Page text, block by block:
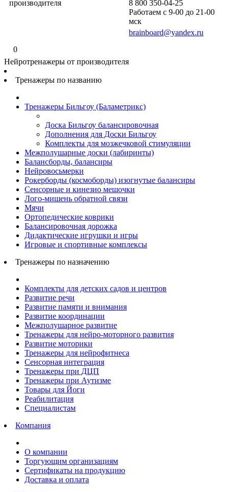
производителя
8 800 350-04-25
Работаем с 9-00 до 21-00
мск
brainboard@yandex.ru
0
Нейротренажеры от производителя
Тренажеры по названию
Тренажеры Бильгоу (Баламетрикс)
Доска Бильгоу балансировочная
Дополнения для Доски Бильгоу
Комплекты для мозжечковой стимуляции
Межполушарные доски (лабиринты)
Балансборды, балансиры
Нейровосьмерки
Рокерборды (космоборды) изогнутые балансиры
Сенсорные и кинезио мешочки
Лого-мишень обратной связи
Мячи
Ортопедические коврики
Балансировочная дорожка
Дидактические игрушки и игры
Игровые и спортивные комплексы
Тренажеры по назначению
Комплекты для детских садов и центров
Развитие речи
Развитие памяти и внимания
Развитие координации
Межполушарное развитие
Тренажеры для нейро-моторного развития
Развитие моторики
Тренажеры для нейрофитнеса
Сенсорная интеграция
Тренажеры при ДЦП
Тренажеры при Аутизме
Товары для Йоги
Реабилитация
Специалистам
Компания
О компании
Торгующим организациям
Сертификаты на продукцию
Доставка и оплата